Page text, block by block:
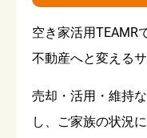
空き家活用TEAMR
不動産へと変える
売却・活用・維持
し、ご家族の状況